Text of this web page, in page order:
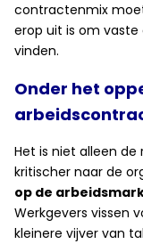
contractenmix
erop uit is om
vinden.
Onder het
Het is niet alleen
kritischer naar de
op de
Werkgevers vissen
kleinere vijver van